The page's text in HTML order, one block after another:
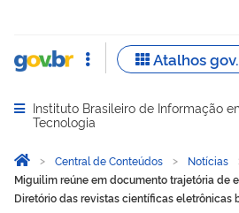
Abrir menu principal de
Instituto Brasileiro de Informação
Tecnologia
Você está aqui:
Página Inicial
Central de Conteúdos Notícias
Miguilim reúne em documento trajetória de
Diretório das revistas científicas eletrônicas